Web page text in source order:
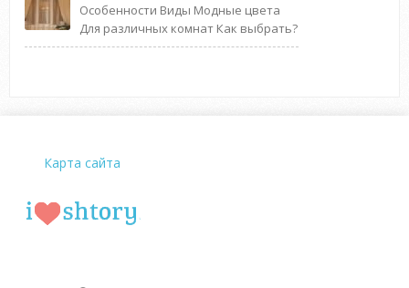
Особенности Виды Модные цвета
Для различных комнат Как выбрать?
Карта сайта